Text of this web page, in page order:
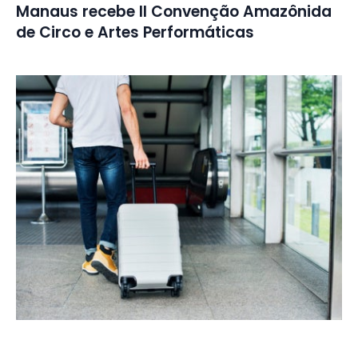
Manaus recebe II Convenção Amazônida
de Circo e Artes Performáticas